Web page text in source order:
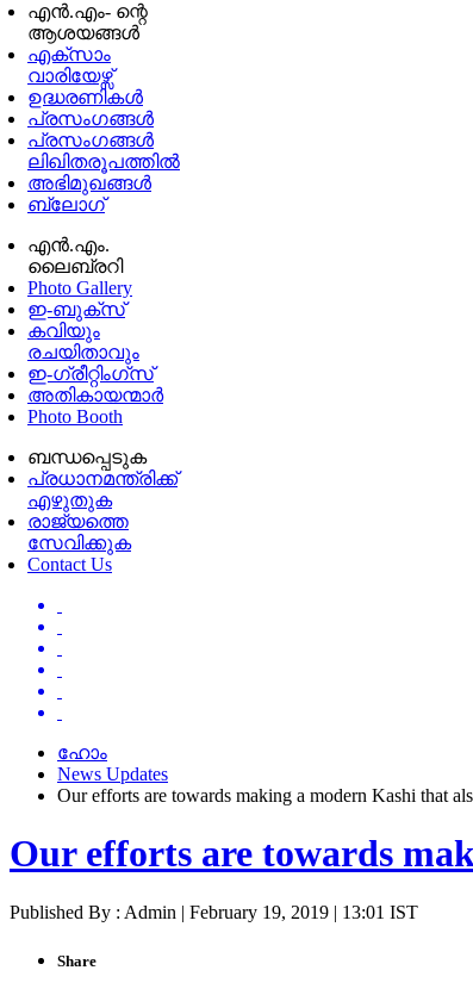
എൻ.എം- ന്റെ
ആശയങ്ങൾ
എക്സാം
വാരിയേഴ്സ്
ഉദ്ധരണികള്‍
പ്രസംഗങ്ങള്‍
പ്രസംഗങ്ങൾ
ലിഖിതരൂപത്തിൽ
അഭിമുഖങ്ങൾ
ബ്ലോഗ്
എൻ.എം.
ലൈബ്രറി
Photo Gallery
ഇ-ബുക്‌സ്
കവിയും
രചയിതാവും
ഇ-ഗ്രീറ്റിംഗ്‌സ്
അതികായന്മാർ
Photo Booth
ബന്ധപ്പെടുക
പ്രധാനമന്ത്രിക്ക്
എഴുതുക
രാജ്യത്തെ
സേവിക്കുക
Contact Us
ഹോം
News Updates
Our efforts are towards making a modern Kashi that
Our efforts are towards
Published By : Admin | February 19, 2019 | 13:01 IST
Share